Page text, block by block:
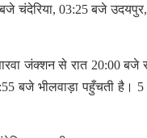
चंदेरिया, 03:25 बजे
जंक्शन से रात 20:00 बजे
बजे भीलवाड़ा पहुँचती है।